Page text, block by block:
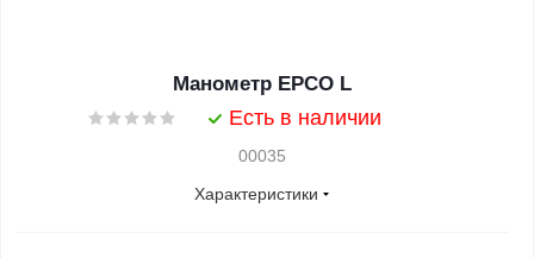
Манометр EPCO L
Есть в наличии
00035
Характеристики